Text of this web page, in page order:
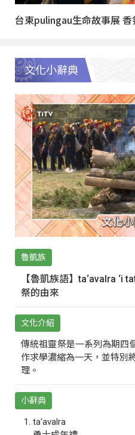
台東pulingau生命故事展
文化小辭典
魯凱族
【魯凱族語】ta‘avalra ‘i
祭的由來
文化介紹
傳統祖靈祭是一系列為期四
作求學濃縮為一天，並特別
理。
小辭典
ta‘avalra